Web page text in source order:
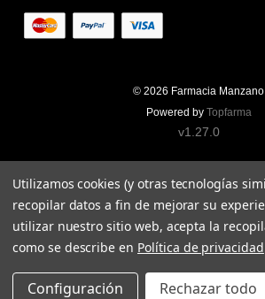
© 2026 Farmacia Manzano
Powered by Topfarma
v1.27.0
Utilizamos cookies (y otras tecnologías
recopilar datos a fin de mejorar su
utilizar nuestro sitio web, acepta la
como se describe en Política de privacidad
Configuración Rechazar todo